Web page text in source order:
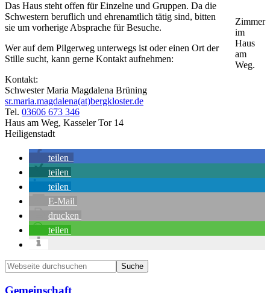
Zimmer
im
Haus
am
Weg.
Das Haus steht offen für Einzelne und Gruppen. Da die
Schwestern beruflich und ehrenamtlich tätig sind, bitten
sie um vorherige Absprache für Besuche.
Wer auf dem Pilgerweg unterwegs ist oder einen Ort der
Stille sucht, kann gerne Kontakt aufnehmen:
Kontakt:
Schwester Maria Magdalena Brüning
sr.maria.magdalena(at)bergkloster.de
Tel. 03606 673 346
Haus am Weg, Kasseler Tor 14
Heiligenstadt
teilen
teilen
teilen
E-Mail
drucken
teilen
Seitenspalte
Webseite
durchsuchen
Gemeinschaft